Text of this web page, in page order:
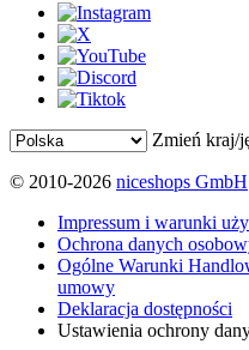
Zmień kraj/
© 2010-2026 niceshops GmbH
Impressum i warunki
Ochrona danych
Ogólne Warunki
umowy
Deklaracja dostępności
Ustawienia ochrony